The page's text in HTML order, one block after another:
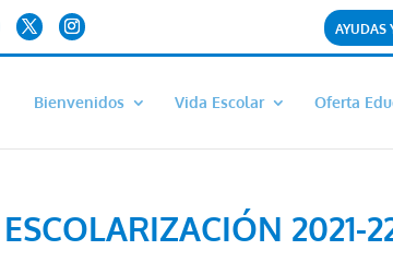
AYUDAS
Bienvenidos Vida Escolar Oferta
2021-